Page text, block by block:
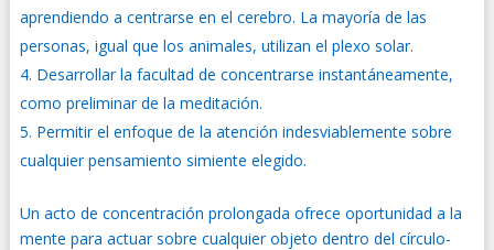
aprendiendo a centrarse en el cerebro. La mayoría de las
personas, igual que los animales, utilizan el plexo solar.
Desarrollar la facultad de concentrarse instantáneamente,
como preliminar de la meditación.
Permitir el enfoque de la atención indesviablemente sobre
cualquier pensamiento simiente elegido.
Un acto de concentración prolongada ofrece oportunidad a la
mente para actuar sobre cualquier objeto dentro del círculo-